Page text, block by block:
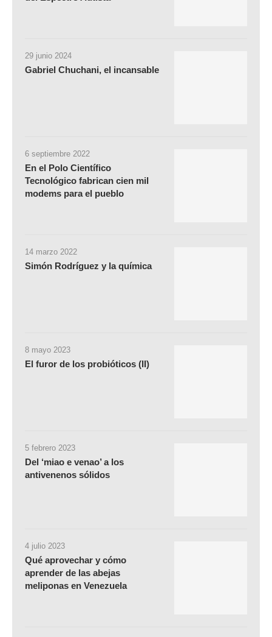
29 junio 2024
Gabriel Chuchani, el incansable
6 septiembre 2022
En el Polo Científico
Tecnológico fabrican cien mil
modems para el pueblo
14 marzo 2022
Simón Rodríguez y la química
8 mayo 2023
El furor de los probióticos (II)
5 febrero 2023
Del ‘miao e venao’ a los
antivenenos sólidos
4 julio 2023
Qué aprovechar y cómo
aprender de las abejas
meliponas en Venezuela